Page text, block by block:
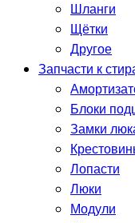
Шланги
Щётки
Другое
Запчасти к
Блоки
Замки
Лопасти
Люки
Модули